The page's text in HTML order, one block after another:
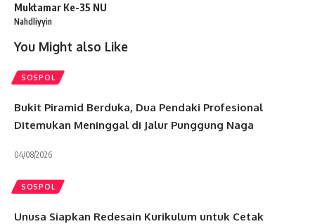
Muktamar Ke-35 NU
Nahdliyyin
You Might also Like
SOSPOL
Bukit Piramid Berduka, Dua Pendaki Profesional
Ditemukan Meninggal di Jalur Punggung Naga
04/08/2026
SOSPOL
Unusa Siapkan Redesain Kurikulum untuk Cetak